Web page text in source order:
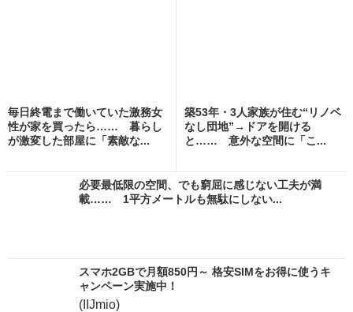
毎日終電まで働いていた激務女
性が家を買ったら…… 暮らし
が激変した部屋に「素敵な...
築53年・3人家族が住む“リノベ
なし団地”→ドアを開ける
と…… 意外な空間に「こ...
必要最低限の空間、でも窮屈に感じない工夫が満
載…… 1平方メートルも無駄にしない...
スマホ2GBで月額850円～ 格安SIMをお得に使うキ
ャンペーン実施中！
(IIJmio)